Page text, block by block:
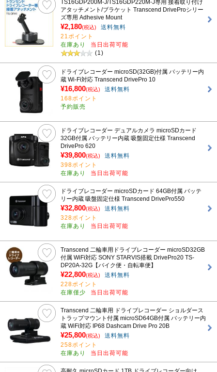
TS16GDP200M-J/TS16GDP220M-J専用 接着取り付け
アタッチメント/ブラケット Transcend DriveProシリー
ズ専用 Adhesive Mount
¥2,180(税込)
送料無料
21ポイント
在庫あり
当日出荷可能
(1)
ドライブレコーダー microSD(32GB)付属 バッテリー内
蔵 Wi-Fi対応 Transcend DrivePro 10
¥16,800(税込)
送料無料
168ポイント
予約販売
ドライブレコーダー デュアルカメラ microSDカード
32GB付属 バッテリー内蔵 吸盤固定仕様 Transcend
DrivePro 620
¥39,800(税込)
送料無料
398ポイント
在庫あり
当日出荷可能
ドライブレコーダー microSDカード 64GB付属 バッテ
リー内蔵 吸盤固定仕様 Transcend DrivePro550
¥32,800(税込)
送料無料
328ポイント
在庫あり
当日出荷可能
Transcend 二輪車用ドライブレコーダー microSD32GB
付属 WiFi対応 SONY STARVIS搭載 DrivePro20 TS-
DP20A-32G【バイク便・自転車便】
¥22,800(税込)
送料無料
228ポイント
在庫僅少
当日出荷可能
Transcend 二輪車用 ドライブレコーダー ショルダース
トラップマウント付属 microSD64GB付属 バッテリー内
蔵 WiFi対応 IP68 Dashcam Drive Pro 20B
¥25,800(税込)
送料無料
258ポイント
在庫あり
当日出荷可能